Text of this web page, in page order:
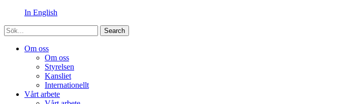
In English
Sök
Om oss
Om oss
Styrelsen
Kansliet
Internationellt
Vårt arbete